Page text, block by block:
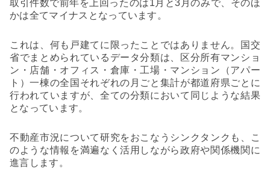
取引件数で前年を上回ったのは1 月と3 月のみで、そのほ
かは全てマイナスとなっています。
これは、何も戸建てに限ったことではありません。国交
省でまとめられているデータ分類は、
区分所有マンショ
ン・店舗・オフィス・倉庫・工場・マンション（アパー
ト）一棟の全国それぞれの月ごと集計が都道府県ごとに
行われていますが、全ての分類において同じような結果
となっています。
不動産市況について研究をおこなうシンクタンクも、こ
のような情報を満遍なく活用しながら政府や関係機関に
進言します。